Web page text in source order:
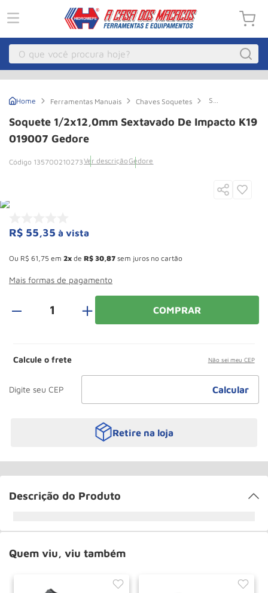
O que você procura hoje?
Ferramentas Manuais Chaves Soquetes
Soquete
Sextavado
de
Soquete 1/2x12,0mm Sextavado De Impacto K19
019007 Gedore
135700210273Ver descriçãoGedore
R$ 55,35 à vista
Ou R$ 61 75 em 2 de R$ 30 87 sem juros no cartão
Mais formas de pagamento
＋ COMPRAR
Calcule o frete Não sei meu CEP
Retire na loja
Descrição do Produto
Quem viu, viu também
3 º Macaco Hidraulico
8 Rodizio
9º Talha
10 º